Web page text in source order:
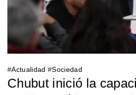
#Actualidad #Sociedad
Chubut inició la